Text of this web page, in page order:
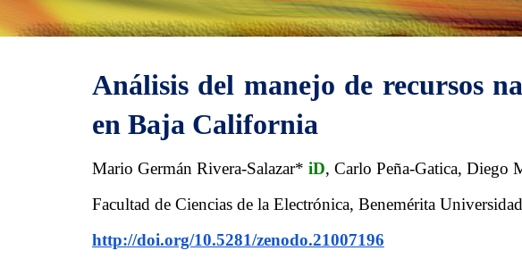
Análisis del manejo de recursos
en Baja California
Mario Germán Rivera-Salazar* iD, Carlo Peña-Gatica, Diego
Facultad de Ciencias de la Electrónica, Benemérita
http://doi.org/10.5281/zenodo.21007196